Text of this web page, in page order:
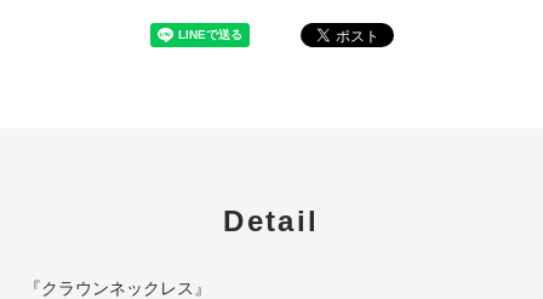
Detail
『クラウンネックレス』